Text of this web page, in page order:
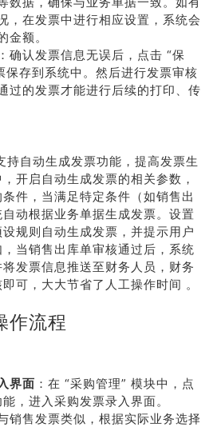
，在发票中进行相应设置，系统会
金额。
：确认发票信息无误后，点击 “保
保存到系统中。然后进行发票审核
过的发票才能进行后续的打印、传
自动生成发票功能，提高发票生
开启自动生成发票的相关参数，
件，当满足特定条件（如销售出
动根据业务单据生成发票。设置
规则自动生成发票，并提示用户
当销售出库单审核通过后，系统
发票信息推送至财务人员，财务
可，大大节省了人工操作时间 。
作流程
界面 ：在 “采购管理” 模块中，点
，进入采购发票录入界面。
销售发票类似，根据实际业务选择